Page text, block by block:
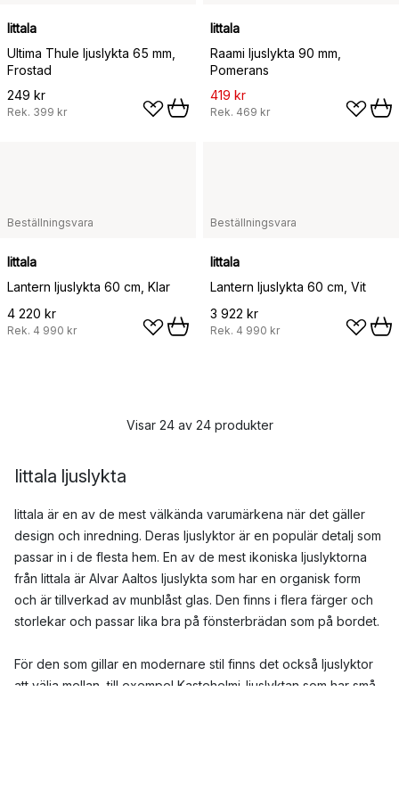
Iittala
Ultima Thule ljuslykta 65 mm,
Frostad
249 kr
Rek. 399 kr
Iittala
Raami ljuslykta 90 mm,
Pomerans
419 kr
Rek. 469 kr
Beställningsvara
Iittala
Lantern ljuslykta 60 cm, Klar
4 220 kr
Rek. 4 990 kr
Beställningsvara
Iittala
Lantern ljuslykta 60 cm, Vit
3 922 kr
Rek. 4 990 kr
Visar 24 av 24 produkter
Iittala ljuslykta
Iittala är en av de mest välkända varumärkena när det gäller
design och inredning. Deras ljuslyktor är en populär detalj som
passar in i de flesta hem. En av de mest ikoniska ljuslyktorna
från Iittala är Alvar Aaltos ljuslykta som har en organisk form
och är tillverkad av munblåst glas. Den finns i flera färger och
storlekar och passar lika bra på fönsterbrädan som på bordet.
För den som gillar en modernare stil finns det också ljuslyktor
att välja mellan, till exempel Kastehelmi-ljuslyktan som har små